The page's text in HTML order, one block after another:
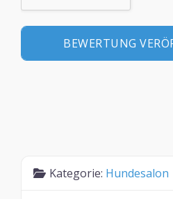
Kategorie: Hundesalon